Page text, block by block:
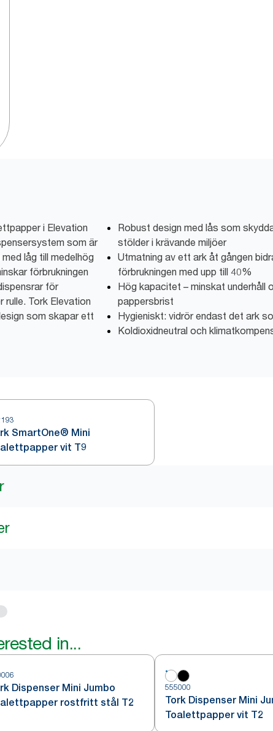
i Elevation
som är
låg till medelhög
förbrukningen
för
rulle. Tork Elevation
som skapar ett
Robust design med lås som
stölder i krävande miljöer
Utmatning av ett ark åt gången
förbrukningen med upp till 40%
Hög kapacitet – minskat underhåll
pappersbrist
Hygieniskt: vidrör endast det ark
Koldioxidneutral och
SmartOne® Mini
vit T9
in...
Dispenser Mini Jumbo
rostfritt stål T2
555000
Tork Dispenser Mini
Toalettpapper vit T2